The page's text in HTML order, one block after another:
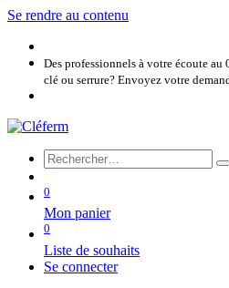
Se rendre au contenu
Des professionnels à votre écoute
clé ou serrure? Envoyez votre
0
Mon panier
0
Liste de souhaits
Se connecter